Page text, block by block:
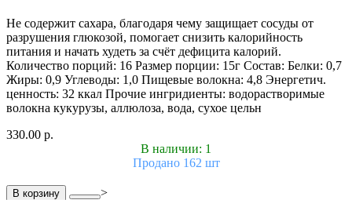
Не содержит сахара, благодаря чему защищает сосуды от
разрушения глюкозой, помогает снизить калорийность
питания и начать худеть за счёт дефицита калорий.
Количество порций: 16 Размер порции: 15г Состав: Белки: 0,7
Жиры: 0,9 Углеводы: 1,0 Пищевые волокна: 4,8 Энергетич.
ценность: 32 ккал Прочие ингридиенты: водорастворимые
волокна кукурузы, аллюлоза, вода, сухое цельн
330.00 р.
В наличии: 1
Продано 162 шт
В корзину >